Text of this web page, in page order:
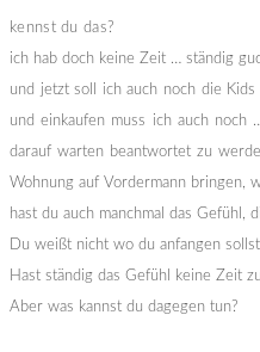
kennst du das?
ich hab doch keine Zeit … ständig
und jetzt soll ich auch noch die
und einkaufen muss ich auch
darauf warten beantwortet zu
Wohnung auf Vordermann bringen,
hast du auch manchmal das Gefühl,
Du weißt nicht wo du anfangen
Hast ständig das Gefühl keine Zeit
Aber was kannst du dagegen tun?